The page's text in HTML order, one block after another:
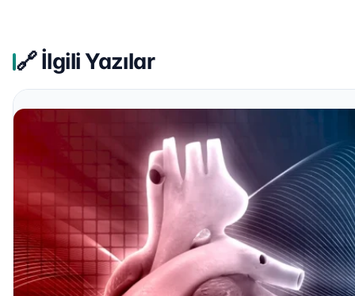
🔗 İlgili Yazılar